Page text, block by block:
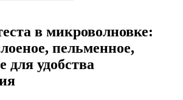
в микроволновке:
пельменное,
для удобства